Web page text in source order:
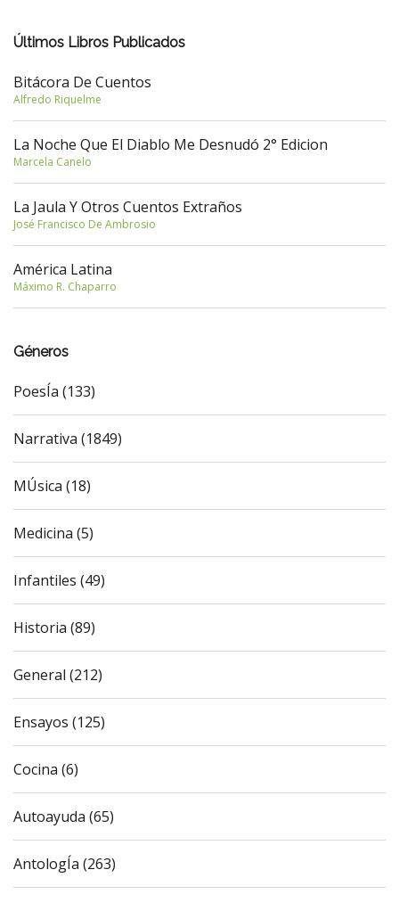
Últimos Libros Publicados
Bitácora De Cuentos
Alfredo Riquelme
La Noche Que El Diablo Me Desnudó 2° Edicion
Marcela Canelo
La Jaula Y Otros Cuentos Extraños
José Francisco De Ambrosio
América Latina
Máximo R. Chaparro
Géneros
PoesÍa (133)
Narrativa (1849)
MÚsica (18)
Medicina (5)
Infantiles (49)
Historia (89)
General (212)
Ensayos (125)
Cocina (6)
Autoayuda (65)
AntologÍa (263)